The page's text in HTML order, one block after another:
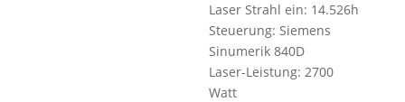
Laser Strahl ein: 14.526h
Steuerung: Siemens
Sinumerik 840D
Laser-Leistung: 2700
Watt